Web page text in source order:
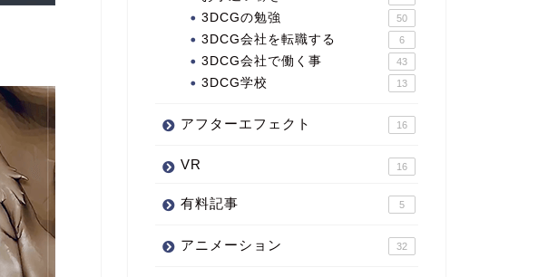
3DCGの勉強 50
3DCG会社を転職する 6
3DCG会社で働く事 43
3DCG学校 13
アフターエフェクト 16
VR 16
有料記事 5
アニメーション 32